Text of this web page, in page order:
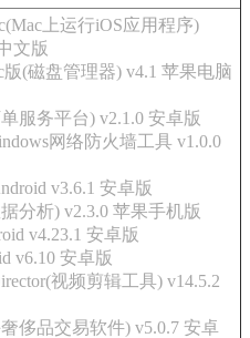
上运行iOS应用程序)
文版
版(磁盘管理器) v4.1 苹果电脑
服务平台) v2.1.0 安卓版
网络防火墙工具 v1.0.0
v3.6.1 安卓版
分析) v2.3.0 苹果手机版
v4.23.1 安卓版
v6.10 安卓版
视频剪辑工具) v14.5.2
侈品交易软件) v5.0.7 安卓